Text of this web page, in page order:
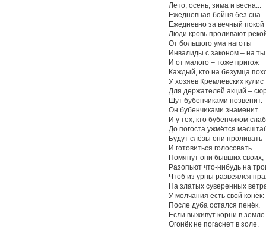
Лето, осень, зима и весна...
Ежедневная бойня без сна.
Ежедневно за вечный покой
Люди кровь проливают
От большого ума наготы
Инвалиды с законом – на
И от малого – тоже пригож
Каждый, кто на безумца
У хозяев Кремлёвских кулис
Для держателей акций –
Шут бубенчиками позвенит.
Он бубенчиками знаменит.
И у тех, кто бубенчиком
До погоста ужмётся
Будут слёзы они проливать
И готовиться голосовать.
Помянут они бывших своих,
Разопьют что-нибудь на
Чтоб из урны развеялся
На златых суверенных
У молчания есть свой конёк:
После дуба остался пенёк.
Если выживут корни в земле
Огонёк не погаснет в золе.